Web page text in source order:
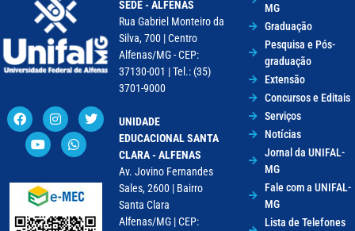
SEDE - ALFENAS
Rua Gabriel Monteiro da
Silva, 700 | Centro
Alfenas/MG - CEP:
37130-001 | Tel.: (35)
3701-9000
UNIDADE
EDUCACIONAL SANTA
CLARA - ALFENAS
Av. Jovino Fernandes
Sales, 2600 | Bairro
Santa Clara
Alfenas/MG | CEP:
MG
Graduação
Pesquisa e Pós-
graduação
Extensão
Concursos e Editais
Serviços
Notícias
Jornal da UNIFAL-
MG
Fale com a UNIFAL-
MG
Lista de Telefones